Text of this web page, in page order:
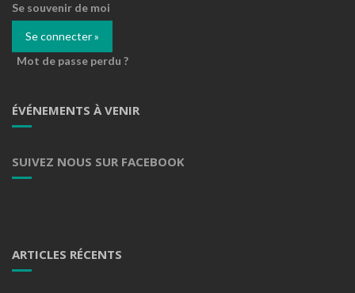
Se souvenir de moi
Mot de passe perdu ?
ÉVÉNEMENTS À VENIR
SUIVEZ NOUS SUR FACEBOOK
ARTICLES RÉCENTS